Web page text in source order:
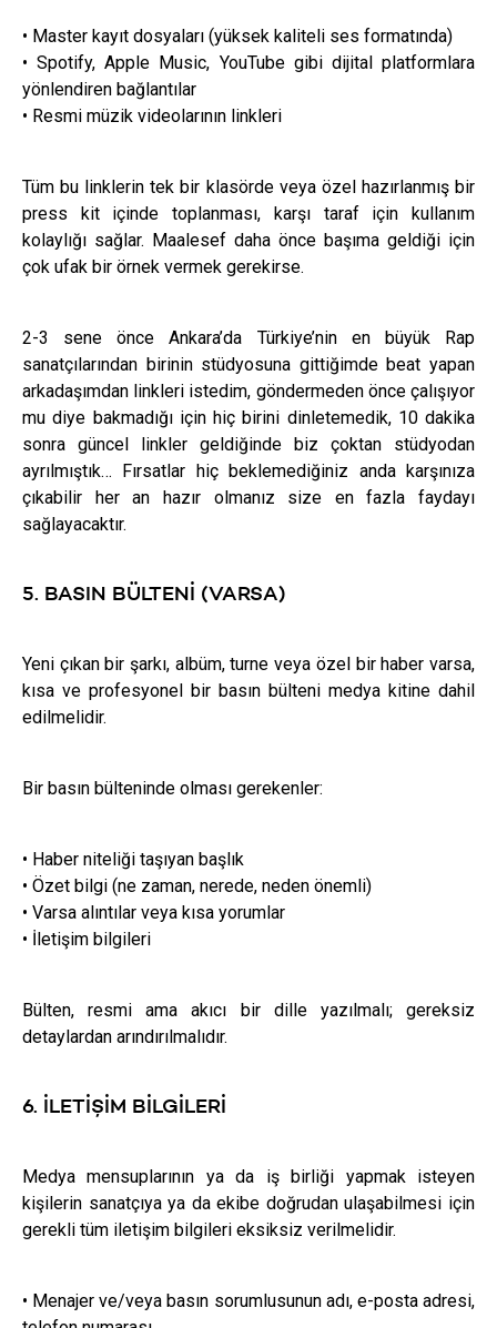
• Master kayıt dosyaları (yüksek kaliteli ses formatında)
• Spotify, Apple Music, YouTube gibi dijital platformlara
yönlendiren bağlantılar
• Resmi müzik videolarının linkleri
Tüm bu linklerin tek bir klasörde veya özel hazırlanmış bir
press kit içinde toplanması, karşı taraf için kullanım
kolaylığı sağlar. Maalesef daha önce başıma geldiği için
çok ufak bir örnek vermek gerekirse.
2-3 sene önce Ankara’da Türkiye’nin en büyük Rap
sanatçılarından birinin stüdyosuna gittiğimde beat yapan
arkadaşımdan linkleri istedim, göndermeden önce çalışıyor
mu diye bakmadığı için hiç birini dinletemedik, 10 dakika
sonra güncel linkler geldiğinde biz çoktan stüdyodan
ayrılmıştık… Fırsatlar hiç beklemediğiniz anda karşınıza
çıkabilir her an hazır olmanız size en fazla faydayı
sağlayacaktır.
5. BASIN BÜLTENI (VARSA)
Yeni çıkan bir şarkı, albüm, turne veya özel bir haber varsa,
kısa ve profesyonel bir basın bülteni medya kitine dahil
edilmelidir.
Bir basın bülteninde olması gerekenler:
• Haber niteliği taşıyan başlık
• Özet bilgi (ne zaman, nerede, neden önemli)
• Varsa alıntılar veya kısa yorumlar
• İletişim bilgileri
Bülten, resmi ama akıcı bir dille yazılmalı; gereksiz
detaylardan arındırılmalıdır.
6. İLETIŞIM BILGILERI
Medya mensuplarının ya da iş birliği yapmak isteyen
kişilerin sanatçıya ya da ekibe doğrudan ulaşabilmesi için
gerekli tüm iletişim bilgileri eksiksiz verilmelidir.
• Menajer ve/veya basın sorumlusunun adı, e-posta adresi,